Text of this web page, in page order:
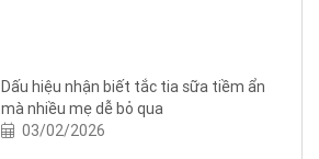
Dấu hiệu nhận biết tắc tia sữa tiềm ẩn
mà nhiều mẹ dễ bỏ qua
03/02/2026